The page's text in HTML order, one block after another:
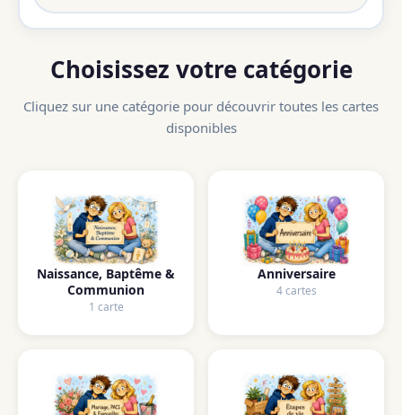
Choisissez votre catégorie
Cliquez sur une catégorie pour découvrir toutes les cartes
disponibles
Naissance, Baptême &
Communion
1 carte
Anniversaire
4 cartes